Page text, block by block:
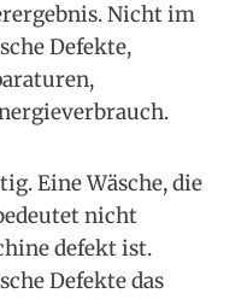
Nicht im
Defekte,
Eine Wäsche, die
nicht
defekt ist.
Defekte das